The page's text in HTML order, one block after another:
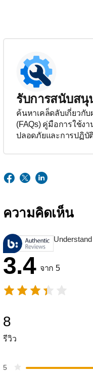
รับการสนับส
ค้นหาเคล็ดลับเกี่ยว
(FAQs) คู่มือการใช้ง
ปลอดภัยและการปฏิบั
ความคิดเห็น
3.4 จาก 5
8
รีวิว
5